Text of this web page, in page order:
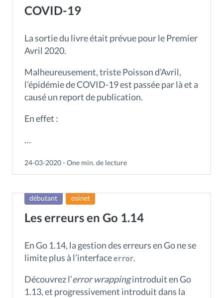
À propos
COVID-19
La sortie du livre était prévue pour le Premier
Avril 2020.
Malheureusement, triste Poisson d’Avril,
l’épidémie de COVID-19 est passée par là et a
causé un report de publication.
En effet :
…
24-03-2020 - One min. de lecture
débutant osinet
Les erreurs en Go 1.14
En Go 1.14, la gestion des erreurs en Go ne se
limite plus à l’interface error.
Découvrez l’error wrappingintroduit en Go
1.13, et progressivement introduit dans la